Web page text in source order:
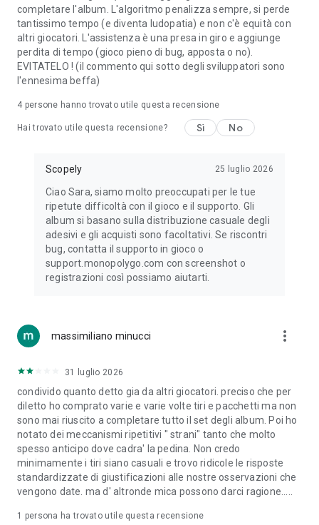
completare l'album. L'algoritmo penalizza sempre, si perde
tantissimo tempo (e diventa ludopatia) e non c'è equità con
altri giocatori. L'assistenza è una presa in giro e aggiunge
perdita di tempo (gioco pieno di bug, apposta o no).
EVITATELO ! (il commento qui sotto degli sviluppatori sono
l'ennesima beffa)
4 persone hanno trovato utile questa recensione
Hai trovato utile questa recensione? Sì No
Scopely 25 luglio 2026
Ciao Sara, siamo molto preoccupati per le tue
ripetute difficoltà con il gioco e il supporto. Gli
album si basano sulla distribuzione casuale degli
adesivi e gli acquisti sono facoltativi. Se riscontri
bug, contatta il supporto in gioco o
support.monopolygo.com con screenshot o
registrazioni così possiamo aiutarti.
massimiliano minucci more_vert
31 luglio 2026
condivido quanto detto gia da altri giocatori. preciso che per
diletto ho comprato varie e varie volte tiri e pacchetti ma non
sono mai riuscito a completare tutto il set degli album. Poi ho
notato dei meccanismi ripetitivi " strani" tanto che molto
spesso anticipo dove cadra' la pedina. Non credo
minimamente i tiri siano casuali e trovo ridicole le risposte
standardizzate di giustificazioni alle nostre osservazioni che
vengono date. ma d' altronde mica possono darci ragione.....
1 persona ha trovato utile questa recensione